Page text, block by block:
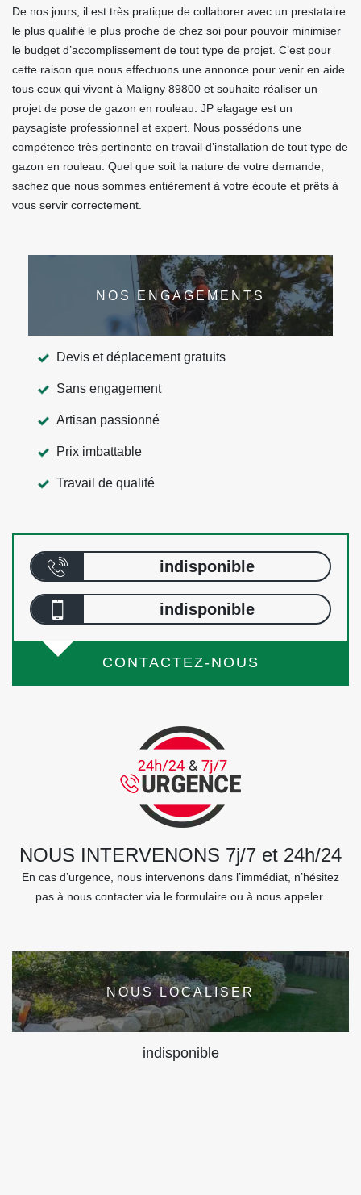
De nos jours, il est très pratique de collaborer avec un prestataire
le plus qualifié le plus proche de chez soi pour pouvoir minimiser
le budget d’accomplissement de tout type de projet. C’est pour
cette raison que nous effectuons une annonce pour venir en aide
tous ceux qui vivent à Maligny 89800 et souhaite réaliser un
projet de pose de gazon en rouleau. JP elagage est un
paysagiste professionnel et expert. Nous possédons une
compétence très pertinente en travail d’installation de tout type de
gazon en rouleau. Quel que soit la nature de votre demande,
sachez que nous sommes entièrement à votre écoute et prêts à
vous servir correctement.
NOS ENGAGEMENTS
Devis et déplacement gratuits
Sans engagement
Artisan passionné
Prix imbattable
Travail de qualité
indisponible
indisponible
CONTACTEZ-NOUS
NOUS INTERVENONS 7j/7 et 24h/24
En cas d’urgence, nous intervenons dans l’immédiat, n’hésitez
pas à nous contacter via le formulaire ou à nous appeler.
NOUS LOCALISER
indisponible